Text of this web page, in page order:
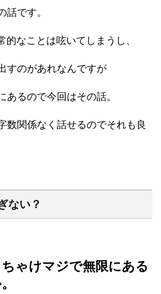
話です。
的なことは呟いてしまうし、
すのがあれなんですが
あるので今回はその話。
数関係なく話せるのでそれも良
ない？
ゃけマジで無限にある